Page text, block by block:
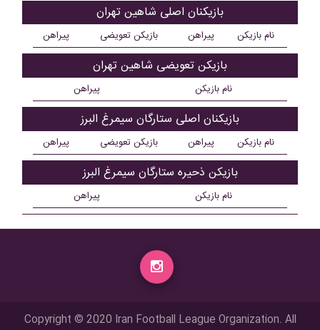
بازیکنان اصلی شاهین تهران
نام بازیکن پیراهن بازیکن تعویضی پیراهن
بازیکن تعویضی شاهین تهران
نام بازیکن پیراهن
بازیکنان اصلی ستارگان سیمرغ البرز
نام بازیکن پیراهن بازیکن تعویضی پیراهن
بازیکن ذحیره ستارگان سیمرغ البرز
نام بازیکن پیراهن
Copyright © 2020 Iran Football League Organization. All